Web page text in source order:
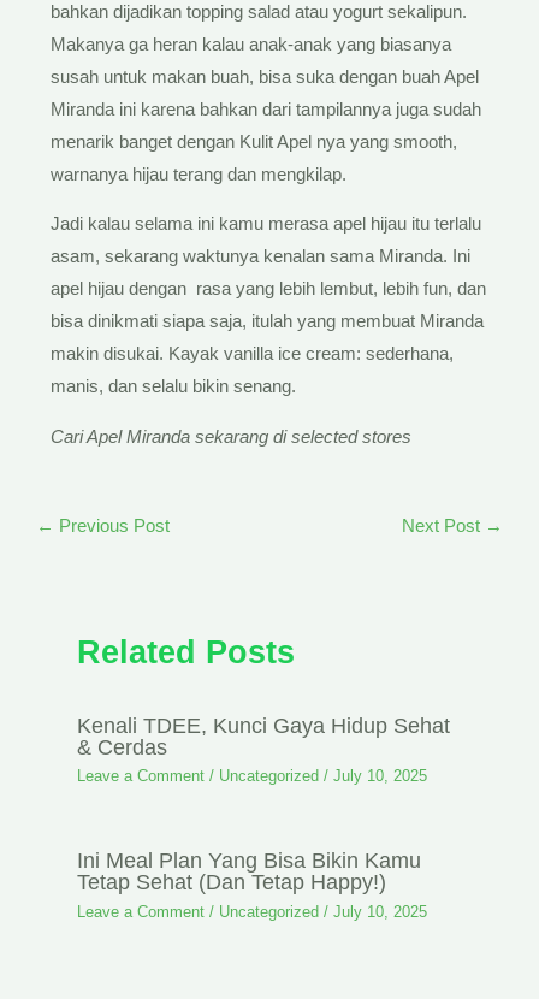
bahkan dijadikan topping salad atau yogurt sekalipun.
Makanya ga heran kalau anak-anak yang biasanya
susah untuk makan buah, bisa suka dengan buah Apel
Miranda ini karena bahkan dari tampilannya juga sudah
menarik banget dengan Kulit Apel nya yang smooth,
warnanya hijau terang dan mengkilap.
Jadi kalau selama ini kamu merasa apel hijau itu terlalu
asam, sekarang waktunya kenalan sama Miranda. Ini
apel hijau dengan rasa yang lebih lembut, lebih fun, dan
bisa dinikmati siapa saja, itulah yang membuat Miranda
makin disukai. Kayak vanilla ice cream: sederhana,
manis, dan selalu bikin senang.
Cari Apel Miranda sekarang di selected stores
← Previous Post Next Post →
Related Posts
Kenali TDEE, Kunci Gaya Hidup Sehat
& Cerdas
Leave a Comment / Uncategorized /July 10, 2025
Ini Meal Plan Yang Bisa Bikin Kamu
Tetap Sehat (dan Tetap Happy!)
Leave a Comment / Uncategorized /July 10, 2025